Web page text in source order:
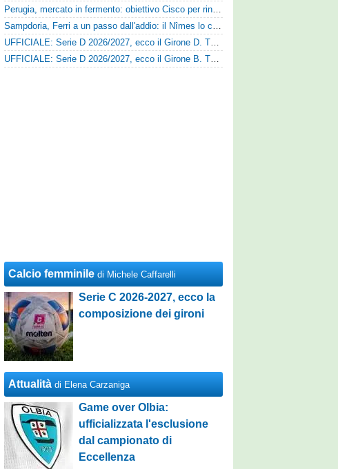
Perugia, mercato in fermento: obiettivo Cisco per rinforzare la fascia
Sampdoria, Ferri a un passo dall'addio: il Nîmes lo cerca
UFFICIALE: Serie D 2026/2027, ecco il Girone D. Tutte le squadre
UFFICIALE: Serie D 2026/2027, ecco il Girone B. Tutte le squadre
Calcio femminile di Michele Caffarelli
Serie C 2026-2027, ecco la
composizione dei gironi
Attualità di Elena Carzaniga
Game over Olbia:
ufficializzata l'esclusione
dal campionato di
Eccellenza